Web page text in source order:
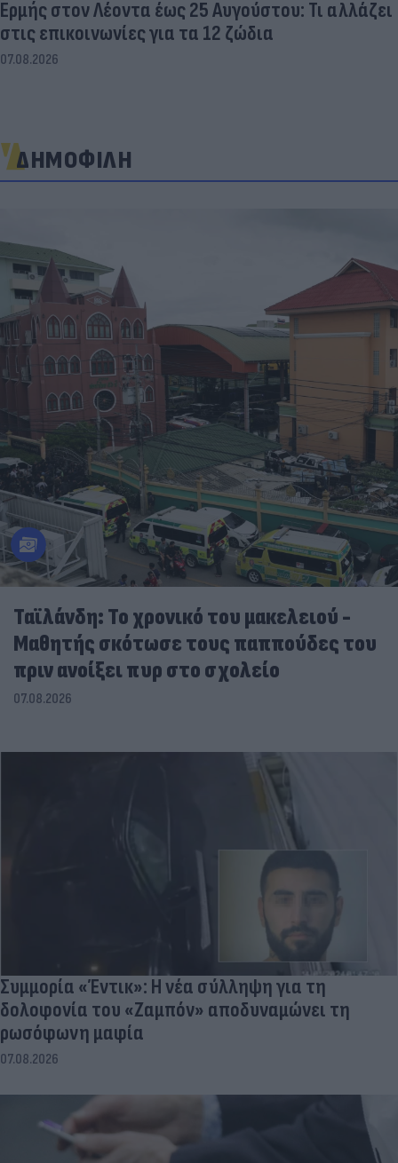
Ερμής στον Λέοντα έως 25 Αυγούστου: Τι αλλάζει
στις επικοινωνίες για τα 12 ζώδια
07.08.2026
ΔΗΜΟΦΙΛΗ
Ταϊλάνδη: Το χρονικό του μακελειού -
Μαθητής σκότωσε τους παππούδες του
πριν ανοίξει πυρ στο σχολείο
07.08.2026
Συμμορία «Έντικ»: Η νέα σύλληψη για τη
δολοφονία του «Ζαμπόν» αποδυναμώνει τη
ρωσόφωνη μαφία
07.08.2026